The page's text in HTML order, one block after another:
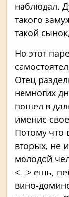
наблюдал.
такого
такой
Но этот
Отец
немногих
пошел в
имение
Потому что
вторых, не
молодой
<…> ешь,
вино-